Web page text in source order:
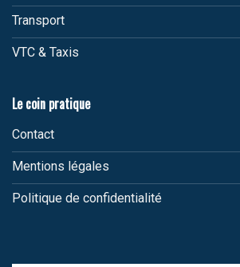
Transport
VTC & Taxis
Le coin pratique
Contact
Mentions légales
Politique de confidentialité